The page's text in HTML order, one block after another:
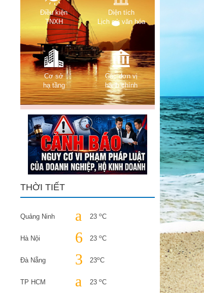
Điều kiện
TNXH
Diện tích
Lịch sử văn hóa
Cơ sở
hạ tầng
Các đơn vị
hành chính
THỜI TIẾT
Quảng Ninh 23 oC
Hà Nội 23 oC
Đà Nẵng 23oC
TP HCM 23 oC